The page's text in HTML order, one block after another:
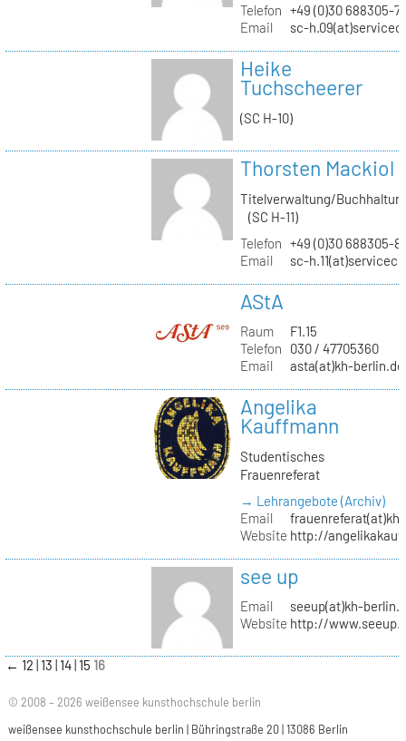
Telefon +49 (0)30 688305-
Email
sc-
Heike
Tuchscheerer
(SC H-10)
Thorsten Mackiol
Titelverwaltung/
(SC H-11)
Telefon +49 (0)30 688305-
Email
sc-
AStA
Raum
F1.15
Telefon
030 / 47705360
Email
asta(at)kh-berlin.de
Angelika
Kauffmann
Studentisches
Frauenreferat
→ Lehrangebote (Archiv)
Email
Website http://
see up
Email
seeup(at)kh-
Website http://
← 12 13 14 15 16
© 2008 – 2026 weißensee kunsthochschule berlin
weißensee kunsthochschule berlin | Bühringstraße 20 | 13086 Berlin